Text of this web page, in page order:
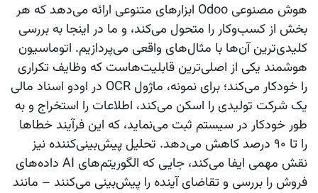
هوش مصنوعی Odoo
ابزارهای متنوعی ارائه می‌دهد که هر
بخش از کسب‌وکار را متحول می‌کند، و ما در اینجا به بررسی
کلیدی‌ترین آن‌ها با مثال‌های واقعی می‌پردازیم. اتوماسیون
هوشمند یکی از اصلی‌ترین قابلیت‌هاست که وظایف تکراری
را خودکار می‌کند؛ برای نمونه، ماژول OCR در
اودو اسناد مالی
یک شرکت تولیدی را اسکن می‌کند، اطلاعات را استخراج و به
طور خودکار در سیستم ثبت می‌نماید، که این فرآیند خطاها
را تا ۹۰ درصد کاهش می‌دهد. تحلیل پیش‌بینی‌کننده نیز
نقش مهمی ایفا می‌کند، جایی که الگوریتم‌های AI داده‌های
فروش را بررسی و تقاضای آینده را پیش‌بینی می‌کنند – مانند